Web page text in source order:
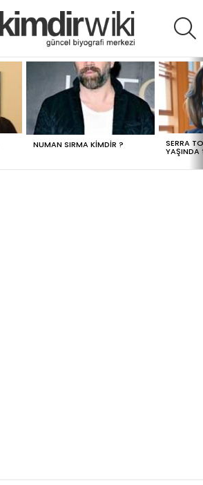
NUMAN SIRMA KIMDIR ? SERRA
YAŞINDA